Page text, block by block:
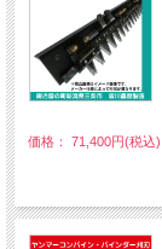
価格： 71,400円(税込)